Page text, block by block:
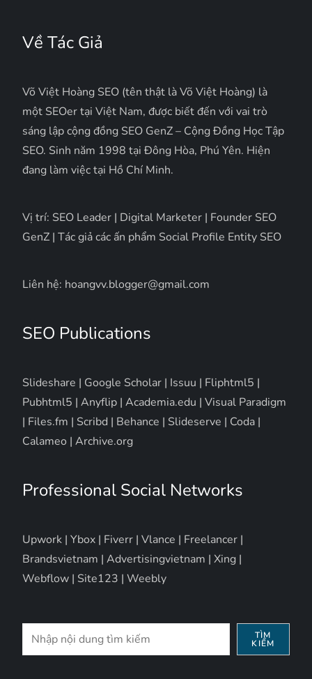
Về Tác Giả
Võ Việt Hoàng SEO (tên thật là Võ Việt Hoàng) là
một SEOer tại Việt Nam, được biết đến với vai trò
sáng lập cộng đồng SEO GenZ – Cộng Đồng Học Tập
SEO. Sinh năm 1998 tại Đông Hòa, Phú Yên. Hiện
đang làm việc tại Hồ Chí Minh.
Vị trí: SEO Leader | Digital Marketer | Founder SEO
GenZ | Tác giả các ấn phẩm Social Profile Entity SEO
Liên hệ: hoangvv.blogger@gmail.com
SEO Publications
Slideshare | Google Scholar | Issuu | Fliphtml5 |
Pubhtml5 |Anyflip |Academia.edu |Visual Paradigm
| Files.fm | Scribd | Behance | Slideserve | Coda |
Calameo |Archive.org
Professional Social Networks
Upwork |Ybox | Fiverr |Vlance | Freelancer |
Brandsvietnam |Advertisingvietnam |Xing |
Webflow | Site123 |Weebly
Tìm
kiếm
TÌM
KIẾM